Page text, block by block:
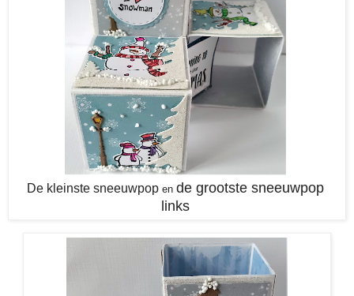
De kleinste sneeuwpop en de grootste sneeuwpop
links